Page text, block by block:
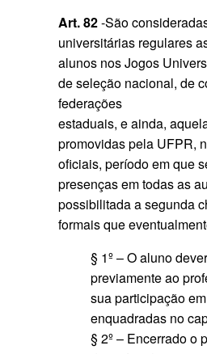
Art. 82-São
universitárias regulares
alunos nos Jogos
de seleção nacional, de
federações
estaduais, e ainda,
promovidas pela UFPR,
oficiais, período em que
presenças em todas as
possibilitada a segunda
formais que
§ 1º – O aluno
previamente ao
sua participação
enquadradas no
§ 2º – Encerrado o